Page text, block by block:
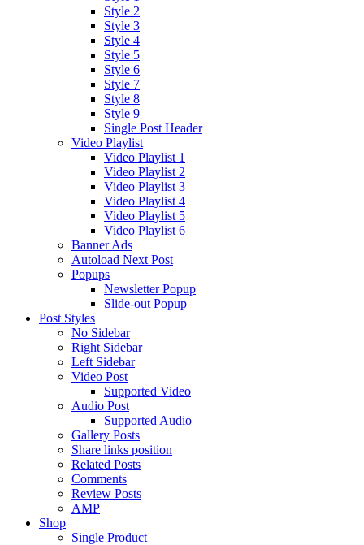
Style 2
Style 3
Style 4
Style 5
Style 6
Style 7
Style 8
Style 9
Single Post Header
Video Playlist
Video Playlist 1
Video Playlist 2
Video Playlist 3
Video Playlist 4
Video Playlist 5
Video Playlist 6
Banner Ads
Autoload Next Post
Popups
Newsletter Popup
Slide-out Popup
Post Styles
No Sidebar
Right Sidebar
Left Sidebar
Video Post
Supported Video
Audio Post
Supported Audio
Gallery Posts
Share links position
Related Posts
Comments
Review Posts
AMP
Shop
Single Product